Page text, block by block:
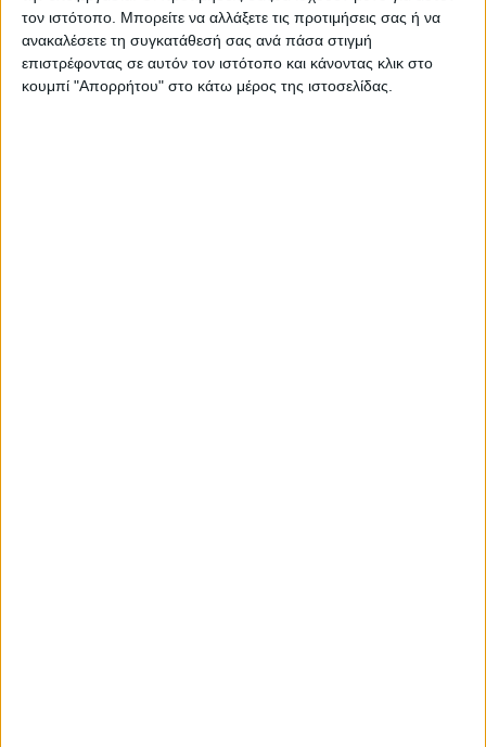
τον ιστότοπο. Μπορείτε να αλλάξετε τις προτιμήσεις σας ή να
ανακαλέσετε τη συγκατάθεσή σας ανά πάσα στιγμή
επιστρέφοντας σε αυτόν τον ιστότοπο και κάνοντας κλικ στο
κουμπί "Απορρήτου" στο κάτω μέρος της ιστοσελίδας.
17 Ιουλίου, 2026
Ελληνικότητα, η Ήπια Ισχύς του
Πολιτισμού στη Γεωπολιτική